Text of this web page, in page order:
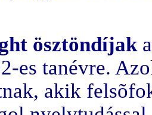
ösztöndíjak
es tanévre.
akik